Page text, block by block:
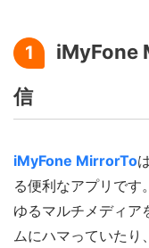
1
iMyFone
信
iMyFone MirrorTo
る便利なアプリで
ゆるマルチメディア
ムにハマっていたり